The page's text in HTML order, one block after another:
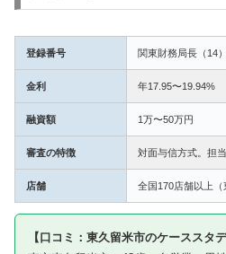
登録番号 関東財務局長（14
金利 年17.95〜19.94%
融資額 1万〜50万円
審査の特徴 対面与信方式。担
店舗 全国170店舗以上（
【口コミ：東久留米市のケーススタデ